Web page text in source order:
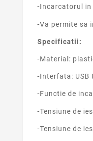
-Incarcatorul
-Va permite sa
Specificatii:
-Material:
-Interfata: USB
-Functie de
-Tensiune de
-Tensiune de